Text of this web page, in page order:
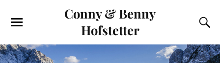
Conny & Benny
Hofstetter